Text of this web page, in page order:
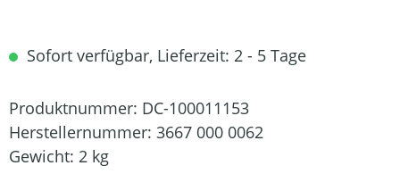
Sofort verfügbar, Lieferzeit: 2 - 5 Tage
Produktnummer: DC-100011153
Herstellernummer: 3667 000 0062
Gewicht: 2 kg